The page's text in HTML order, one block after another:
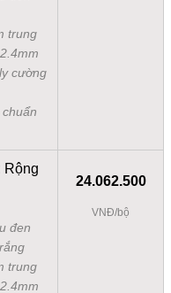
trung
cường
chuẩn
Rộng
đen
trung
24.062.500
VNĐ/bộ